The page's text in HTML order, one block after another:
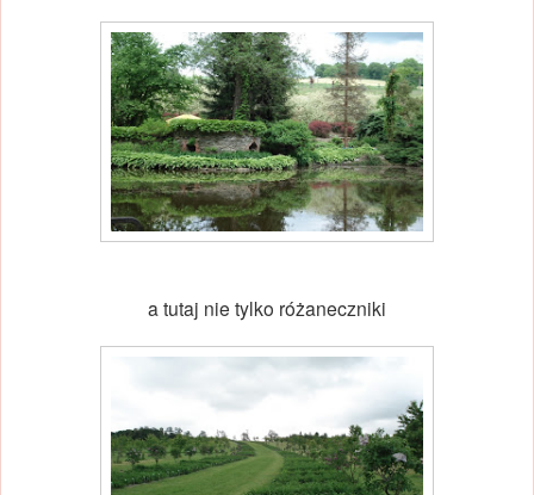
a tutaj nie tylko różaneczniki